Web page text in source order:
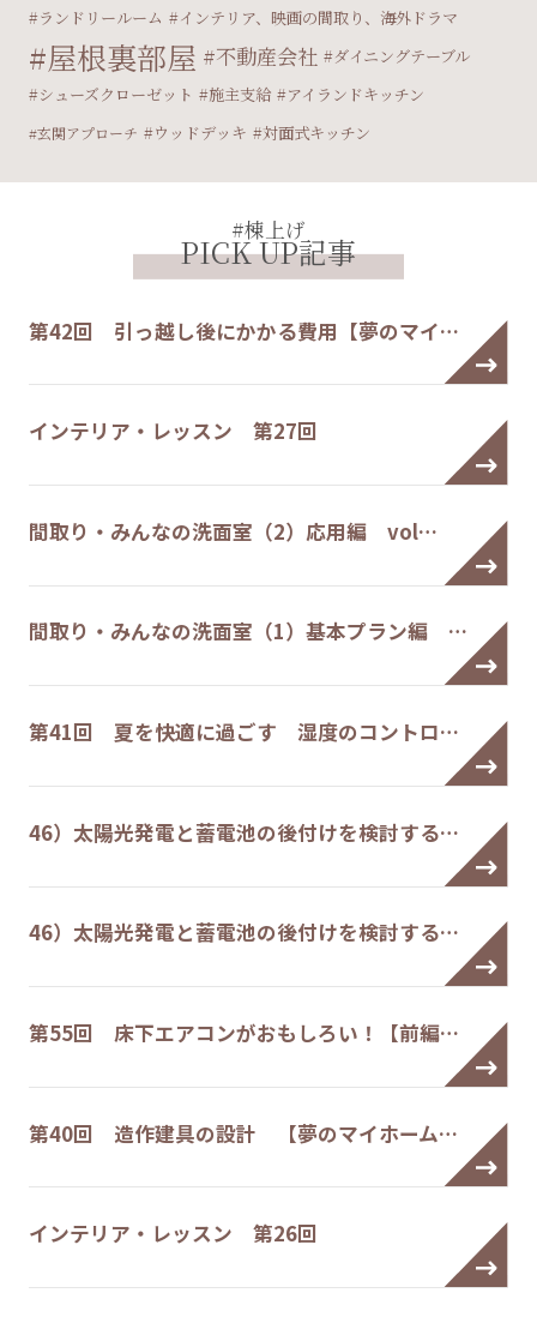
ランドリールーム インテリア、映画の間取り、海外ドラマ
屋根裏部屋 不動産会社
ダイニングテーブル
シューズクローゼット
施主支給 アイランドキッチン
玄関アプローチ ウッドデッキ 対面式キッチン
#棟上げ
PICK UP記事
第42回 引っ越し後にかかる費用【夢のマイ…
インテリア・レッスン 第27回
間取り・みんなの洗面室（2）応用編 vol…
間取り・みんなの洗面室（1）基本プラン編 …
第41回 夏を快適に過ごす 湿度のコントロ…
46）太陽光発電と蓄電池の後付けを検討する…
46）太陽光発電と蓄電池の後付けを検討する…
第55回 床下エアコンがおもしろい！【前編…
第40回 造作建具の設計 【夢のマイホーム…
インテリア・レッスン 第26回